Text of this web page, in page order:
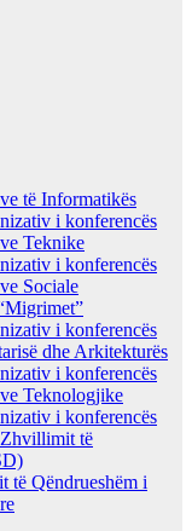
të Informatikës
i konferencës
Teknike
i konferencës
Sociale
i konferencës
dhe Arkitekturës
i konferencës
Teknologjike
i konferencës
të
Qëndrueshëm i